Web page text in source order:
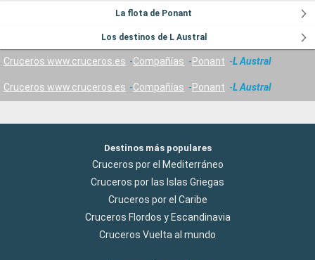
La flota de Ponant
Los destinos de L Austral
Cruceros www.cruceros.es Compañías Ponant L Austral
Cruceros www.cruceros.es Compañías Ponant L Austral
Destinos más populares
Cruceros por el Mediterráneo
Cruceros por las Islas Griegas
Cruceros por el Caribe
Cruceros Flordos y Escandinavia
Cruceros Vuelta al mundo